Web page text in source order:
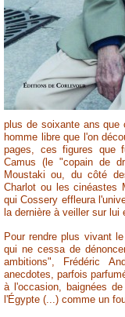
plus de soixante ans que
homme libre que l'on
pages, ces figures que
Camus (le "copain de
Moustaki ou, du côté
Charlot ou les cinéastes
qui Cossery effleura
la dernière à veiller sur lui
Pour rendre plus vivant
qui ne cessa de
ambitions", Frédéric
anecdotes, parfois
à l'occasion, baignées
l'Égypte (...) comme un